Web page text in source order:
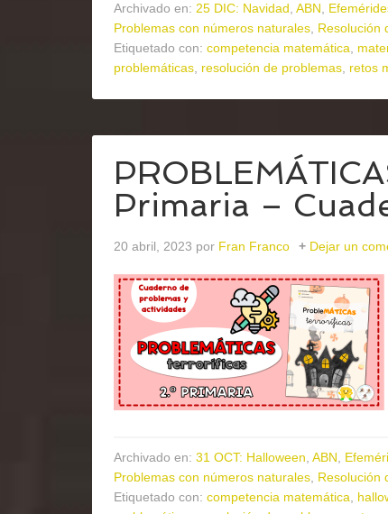
Archivado en: 25 DIC: Navidad ABN
Problemas con números naturales Resolución
Etiquetado con: competencia matemática
problemáticas resolución de problemas retos
Primaria –
20 abril, 2023 por Fran Franco Dejar un
Archivado en: 31 OCT: Halloween ABN
Problemas con números naturales Resolución
Etiquetado con: competencia matemática